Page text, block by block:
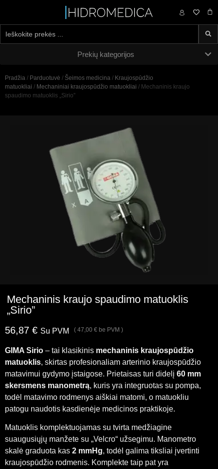
0,00 €
Prekių kategorijos
Pradžia / Parduotuvė / Šeimos medicina / Kraujospūdžio
matuokliai / Mechaniniai kraujospūdžio matuokliai / Mechaninis kraujo
spaudimo matuoklis „Sirio”
Mechaninis kraujo spaudimo matuoklis
„Sirio”
56,87 € Su PVM ( 47,00 € be PVM )
GIMA Sirio – tai klasikinis mechaninis kraujospūdžio
matuoklis, skirtas profesionaliam arterinio kraujospūdžio
matavimui gydymo įstaigose. Prietaisas turi didelį 60 mm
skersmens manometrą, kuris yra integruotas su pompa,
todėl matavimo rodmenys aiškiai matomi, o matuokliu
patogu naudotis kasdienėje medicinos praktikoje.
Matuoklis komplektuojamas su tvirta medžiagine
suaugusiųjų manžete su „Velcro“ užsegimu. Manometro
skalė graduota kas 2 mmHg, todėl galima tiksliai įvertinti
kraujospūdžio rodmenis. Komplekte taip pat yra